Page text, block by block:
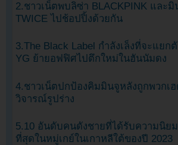
2.ชาวเน็ตพบลิซ่า BLACKPINK และมิ
TWICE ไปช้อปปิ้งด้วยกัน
3.The Black Label กำลังเล็งที่จะแยก
YG ย้ายอฟฟิศไปตึกใหม่ในฮันนัมดง
4.ชาวเน็ตปกป้องคิมมินจูหลังถูกพวกเฮ
วิจารณ์รูปร่าง
5.10 อันดับคนดังชายที่ได้รับความนิย
ที่สุดในหมู่เกย์ในเกาหลีใต้ของปี 2023